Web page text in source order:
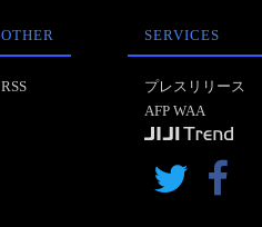
OTHER
RSS
SERVICES
プレスリリース
AFP WAA